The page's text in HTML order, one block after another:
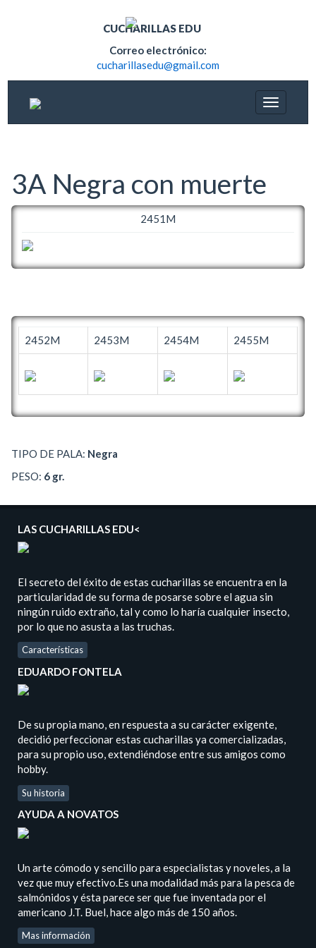
CUCHARILLAS EDU
Correo electrónico:
cucharillasedu@gmail.com
3A Negra con muerte
2451M
2452M 2453M 2454M 2455M
TIPO DE PALA: Negra
PESO: 6 gr.
LAS CUCHARILLAS EDU<
El secreto del éxito de estas cucharillas se encuentra en la
particularidad de su forma de posarse sobre el agua sin
ningún ruido extraño, tal y como lo haría cualquier insecto,
por lo que no asusta a las truchas.
Características
EDUARDO FONTELA
De su propia mano, en respuesta a su carácter exigente,
decidió perfeccionar estas cucharillas ya comercializadas,
para su propio uso, extendiéndose entre sus amigos como
hobby.
Su historia
AYUDA A NOVATOS
Un arte cómodo y sencillo para especialistas y noveles, a la
vez que muy efectivo.Es una modalidad más para la pesca de
salmónidos y ésta parece ser que fue inventada por el
americano J.T. Buel, hace algo más de 150 años.
Mas información